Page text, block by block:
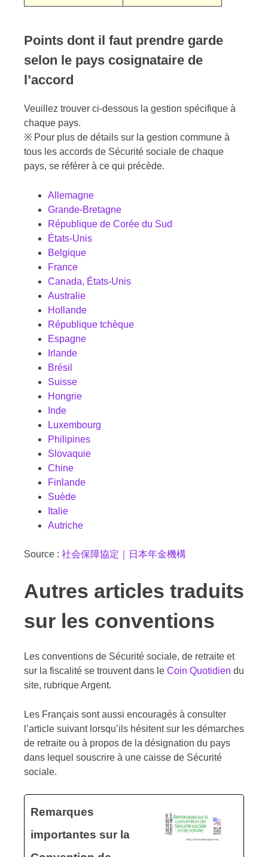
Points dont il faut prendre garde
selon le pays cosignataire de
l’accord
Veuillez trouver ci-dessous la gestion spécifique à
chaque pays.
※ Pour plus de détails sur la gestion commune à
tous les accords de Sécurité sociale de chaque
pays, se référer à ce qui précède.
Allemagne
Grande-Bretagne
République de Corée du Sud
États-Unis
Belgique
France
Canada, États-Unis
Australie
Hollande
République tchèque
Espagne
Irlande
Brésil
Suisse
Hongrie
Inde
Luxembourg
Philipines
Slovaquie
Chine
Finlande
Suède
Italie
Autriche
Source : 社会保障協定｜日本年金機構
Autres articles traduits
sur les conventions
Les conventions de Sécurité sociale, de retraite et
sur la fiscalité se trouvent dans le Coin Quotidien du
site, rubrique Argent.
Les Français sont aussi encouragés à consulter
l’article suivant lorsqu’ils hésitent sur les démarches
de retraite ou à propos de la désignation du pays
dans lequel souscrire à une caisse de Sécurité
sociale.
Remarques
importantes sur la